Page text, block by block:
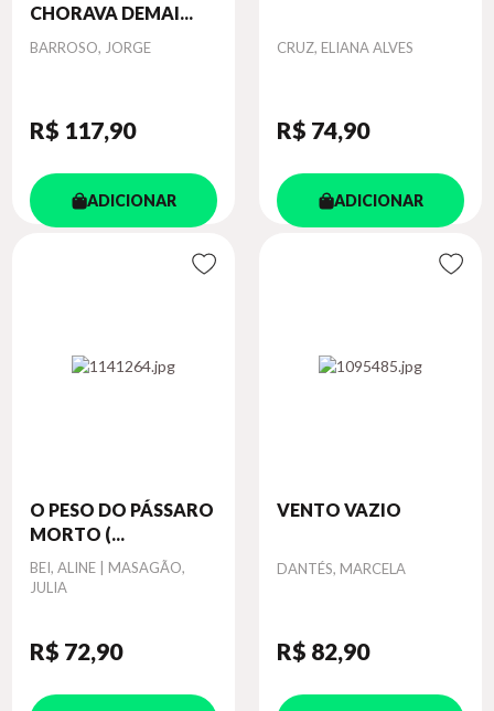
CHORAVA DEMAI...
Autor
BARROSO, JORGE
R$ 117,90
ADICIONAR
Autor
CRUZ, ELIANA ALVES
R$ 74,90
ADICIONAR
O PESO DO PÁSSARO
MORTO (...
Autor
BEI, ALINE | MASAGÃO,
JULIA
R$ 72,90
VENTO VAZIO
Autor
DANTÉS, MARCELA
R$ 82,90